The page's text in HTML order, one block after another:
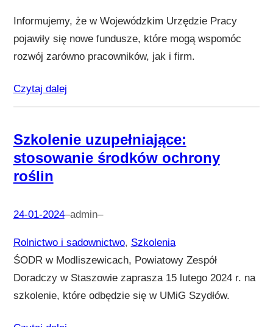
Informujemy, że w Wojewódzkim Urzędzie Pracy
pojawiły się nowe fundusze, które mogą wspomóc
rozwój zarówno pracowników, jak i firm.
Czytaj dalej
Szkolenie uzupełniające:
stosowanie środków ochrony
roślin
24-01-2024–admin–
Rolnictwo i sadownictwo, Szkolenia
ŚODR w Modliszewicach, Powiatowy Zespół
Doradczy w Staszowie zaprasza 15 lutego 2024 r. na
szkolenie, które odbędzie się w UMiG Szydłów.